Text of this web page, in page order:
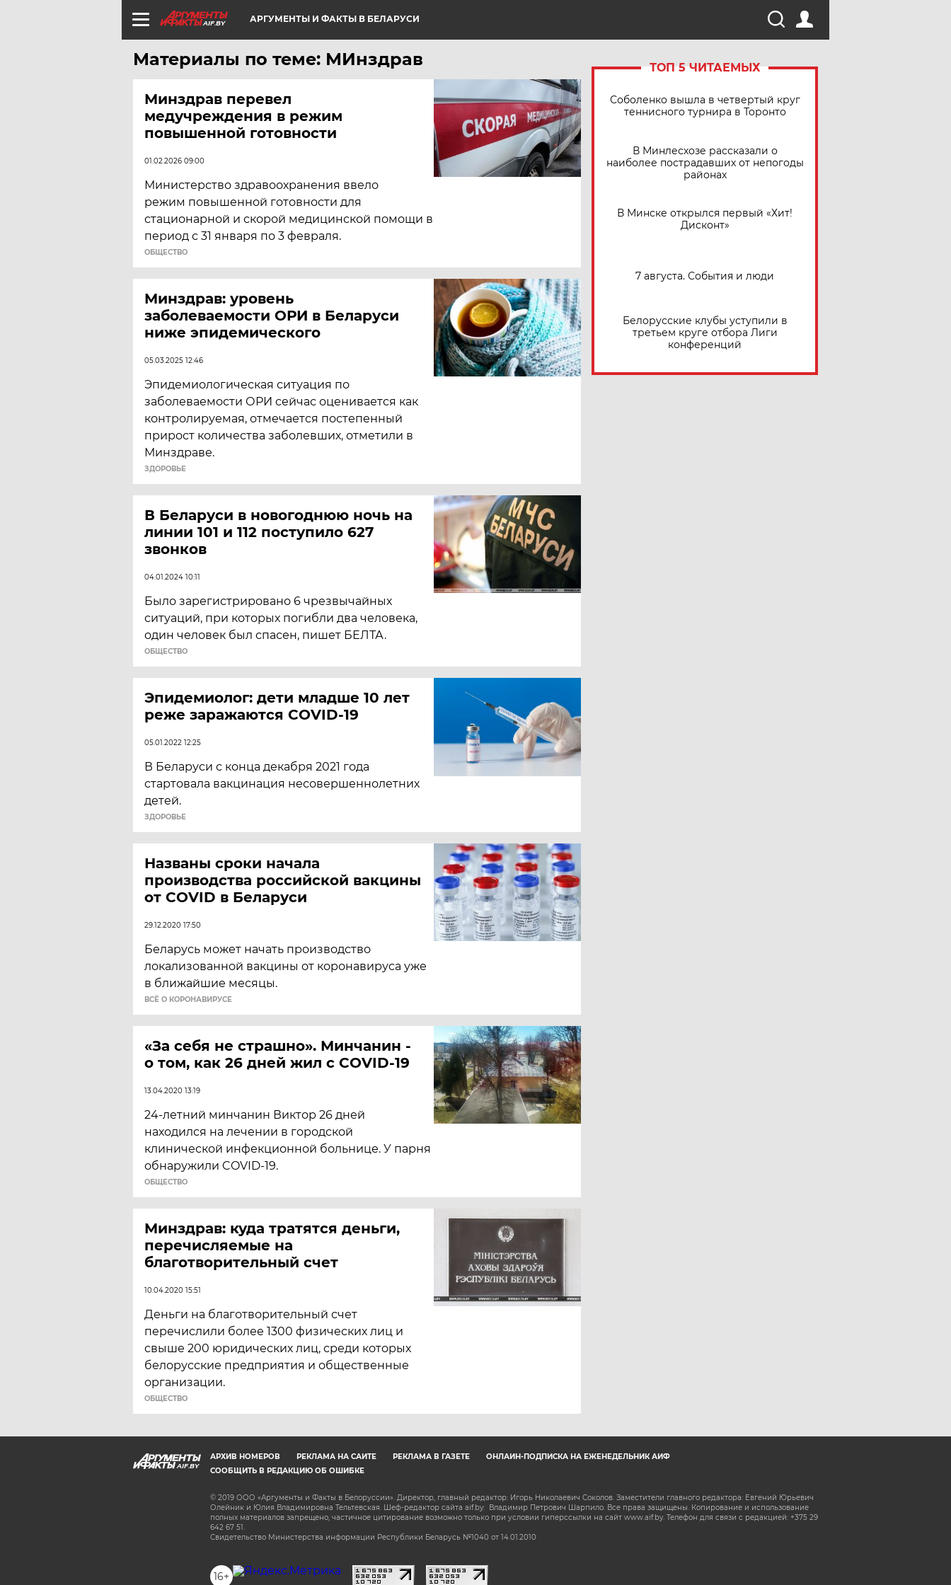
AIF.BY АРГУМЕНТЫ И ФАКТЫ В БЕЛАРУСИ
Материалы по теме: МИнздрав
Минздрав перевел
медучреждения в режим
повышенной готовности
01.02.2026 09:00
Министерство здравоохранения ввело
режим повышенной готовности для
стационарной и скорой медицинской помощи в
период с 31 января по 3 февраля.
ОБЩЕСТВО
Минздрав: уровень
заболеваемости ОРИ в Беларуси
ниже эпидемического
05.03.2025 12:46
Эпидемиологическая ситуация по
заболеваемости ОРИ сейчас оценивается как
контролируемая, отмечается постепенный
прирост количества заболевших, отметили в
Минздраве.
ЗДОРОВЬЕ
В Беларуси в новогоднюю ночь на
линии 101 и 112 поступило 627
звонков
04.01.2024 10:11
Было зарегистрировано 6 чрезвычайных
ситуаций, при которых погибли два человека,
один человек был спасен, пишет БЕЛТА.
ОБЩЕСТВО
Эпидемиолог: дети младше 10 лет
реже заражаются COVID-19
05.01.2022 12:25
В Беларуси с конца декабря 2021 года
стартовала вакцинация несовершеннолетних
детей.
ЗДОРОВЬЕ
Названы сроки начала
производства российской вакцины
от COVID в Беларуси
29.12.2020 17:50
Беларусь может начать производство
локализованной вакцины от коронавируса уже
в ближайшие месяцы.
ВСЁ О КОРОНАВИРУСЕ
«За себя не страшно». Минчанин -
о том, как 26 дней жил с COVID-19
13.04.2020 13:19
24-летний минчанин Виктор 26 дней
находился на лечении в городской
клинической инфекционной больнице. У парня
обнаружили COVID-19.
ОБЩЕСТВО
Минздрав: куда тратятся деньги,
перечисляемые на
благотворительный счет
10.04.2020 15:51
Деньги на благотворительный счет
перечислили более 1300 физических лиц и
свыше 200 юридических лиц, среди которых
белорусские предприятия и общественные
организации.
ОБЩЕСТВО
ТОП 5 ЧИТАЕМЫХ
Соболенко вышла в четвертый круг
теннисного турнира в Торонто
В Минлесхозе рассказали о
наиболее пострадавших от непогоды
районах
В Минске открылся первый «Хит!
Дисконт»
7 августа. События и люди
Белорусские клубы уступили в
третьем круге отбора Лиги
конференций
AIF.BY
АРХИВ НОМЕРОВ РЕКЛАМА НА САЙТЕ РЕКЛАМА В ГАЗЕТЕ
ОНЛАЙН-ПОДПИСКА НА ЕЖЕНЕДЕЛЬНИК АИФ
СООБЩИТЬ В РЕДАКЦИЮ ОБ ОШИБКЕ
© 2019 ООО «Аргументы и Факты в Белоруссии». Директор, главный редактор: Игорь Николаевич Соколов. Заместители главного редактора: Евгений Юрьевич
Олейник и Юлия Владимировна Тельтевская. Шеф-редактор сайта aif.by: Владимир Петрович Шарпило. Все права защищены. Копирование и использование
полных материалов запрещено, частичное цитирование возможно только при условии гиперссылки на сайт www.aif.by. Телефон для связи с редакцией: +375 29
642 67 51.
Свидетельство Министерства информации Республики Беларусь №1040 от 14.01.2010
16+